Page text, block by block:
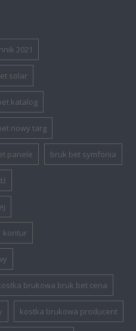
2021
solar
katalog
nowy targ
panele bruk bet symfonia
kontur
brukowa bruk bet cena
kostka brukowa producent